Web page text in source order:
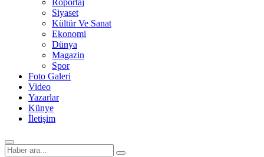
Röportaj
Siyaset
Kültür Ve Sanat
Ekonomi
Dünya
Magazin
Spor
Foto Galeri
Video
Yazarlar
Künye
İletişim